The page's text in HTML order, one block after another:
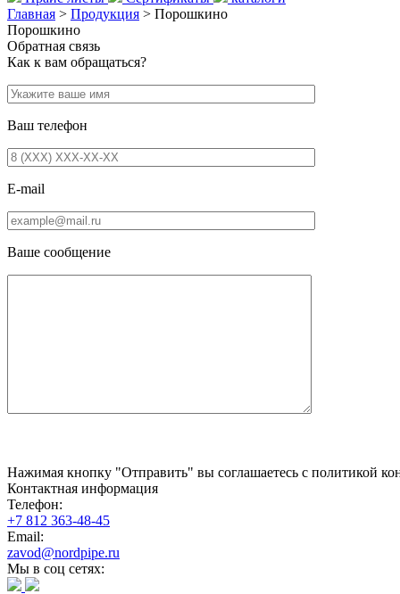
Главная > Продукция > Порошкино
Порошкино
Обратная связь
Как к вам обращаться?
Ваш телефон
E-mail
Ваше сообщение
Нажимая кнопку "Отправить" вы соглашаетесь с политикой
Контактная информация
Телефон:
+7 812 363-48-45
Email:
zavod@nordpipe.ru
Мы в соц сетях: